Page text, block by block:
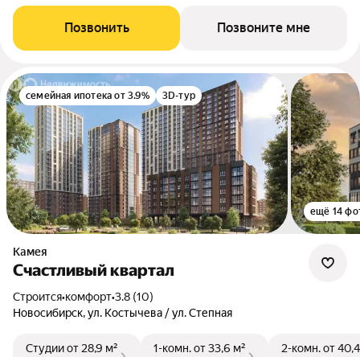
Позвонить Позвоните мне
семейная ипотека от 3.9% 3D-тур
ещё 14
Камея
Счастливый квартал
Строится•комфорт•3.8 (10)
Новосибирск, ул. Костычева / ул. Степная
Студииот 28,9 м²
1-комн.от 33,6 м²
2-комн.от